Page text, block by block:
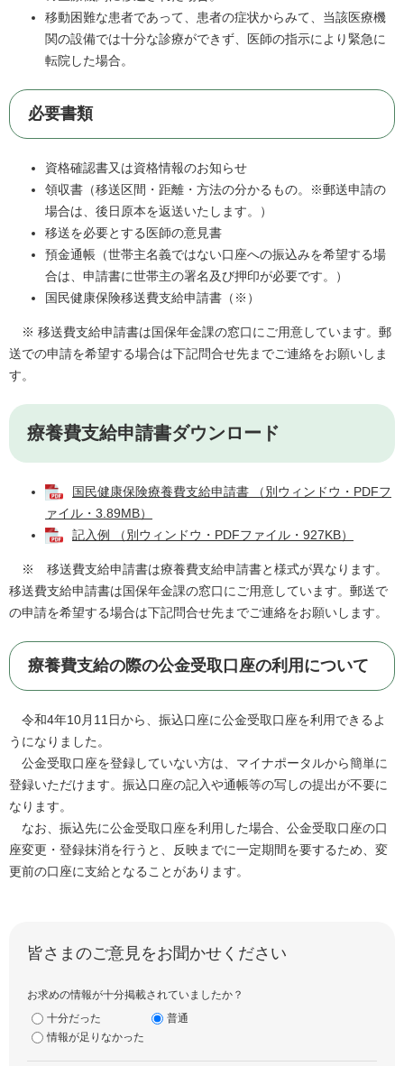
移動困難な患者であって、患者の症状からみて、当該医療機
関の設備では十分な診療ができず、医師の指示により緊急に
転院した場合。
必要書類
資格確認書又は資格情報のお知らせ
領収書（移送区間・距離・方法の分かるもの。※郵送申請の
場合は、後日原本を返送いたします。）
移送を必要とする医師の意見書
預金通帳（世帯主名義ではない口座への振込みを希望する場
合は、申請書に世帯主の署名及び押印が必要です。）
国民健康保険移送費支給申請書（※）
※ 移送費支給申請書は国保年金課の窓口にご用意しています。郵
送での申請を希望する場合は下記問合せ先までご連絡をお願いしま
す。
療養費支給申請書ダウンロード
国民健康保険療養費支給申請書 （別ウィンドウ・PDFフ
ァイル・3.89MB）
記入例 （別ウィンドウ・PDFファイル・927KB）
※ 移送費支給申請書は療養費支給申請書と様式が異なります。
移送費支給申請書は国保年金課の窓口にご用意しています。郵送で
の申請を希望する場合は下記問合せ先までご連絡をお願いします。
療養費支給の際の公金受取口座の利用について
令和4年10月11日から、振込口座に公金受取口座を利用できるよ
うになりました。
公金受取口座を登録していない方は、マイナポータルから簡単に
登録いただけます。振込口座の記入や通帳等の写しの提出が不要に
なります。
なお、振込先に公金受取口座を利用した場合、公金受取口座の口
座変更・登録抹消を行うと、反映までに一定期間を要するため、変
更前の口座に支給となることがあります。
皆さまのご意見をお聞かせください
お求めの情報が十分掲載されていましたか？
十分だった
普通
情報が足りなかった